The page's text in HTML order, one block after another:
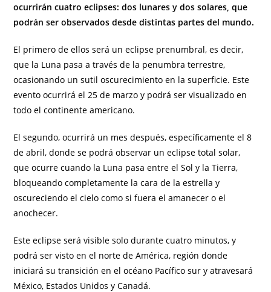
ocurrirán cuatro eclipses: dos lunares y dos solares, que
podrán ser observados desde distintas partes del mundo.
El primero de ellos será un eclipse prenumbral, es decir,
que la Luna pasa a través de la penumbra terrestre,
ocasionando un sutil oscurecimiento en la superficie. Este
evento ocurrirá el 25 de marzo y podrá ser visualizado en
todo el continente americano.
El segundo, ocurrirá un mes después, específicamente el 8
de abril, donde se podrá observar un eclipse total solar,
que ocurre cuando la Luna pasa entre el Sol y la Tierra,
bloqueando completamente la cara de la estrella y
oscureciendo el cielo como si fuera el amanecer o el
anochecer.
Este eclipse será visible solo durante cuatro minutos, y
podrá ser visto en el norte de América, región donde
iniciará su transición en el océano Pacífico sur y atravesará
México, Estados Unidos y Canadá.